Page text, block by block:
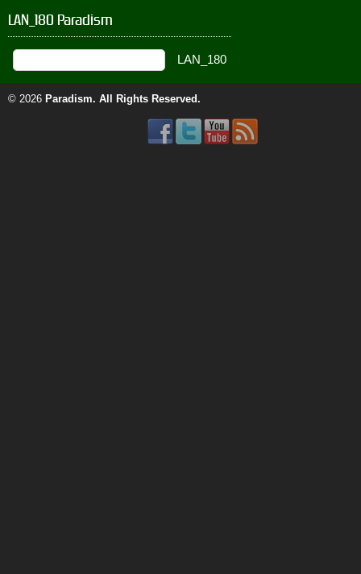
LAN_180 Paradism
© 2026 Paradism. All Rights Reserved.